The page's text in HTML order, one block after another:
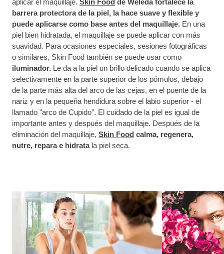
aplicar el maquillaje. Skin Food de Weleda fortalece la
barrera protectora de la piel, la hace suave y flexible y
puede aplicarse como base antes del maquillaje. En una
piel bien hidratada, el maquillaje se puede aplicar con más
suavidad. Para ocasiones especiales, sesiones fotográficas
o similares, Skin Food también se puede usar como
iluminador. Le da a la piel un brillo delicado cuando se aplica
selectivamente en la parte superior de los pómulos, debajo
de la parte más alta del arco de las cejas, en el puente de la
nariz y en la pequeña hendidura sobre el labio superior - el
llamado "arco de Cupido”. El cuidado de la piel es igual de
importante antes y después del maquillaje. Después de la
eliminación del maquillaje, Skin Food calma, regenera,
nutre, repara e hidratala piel seca.